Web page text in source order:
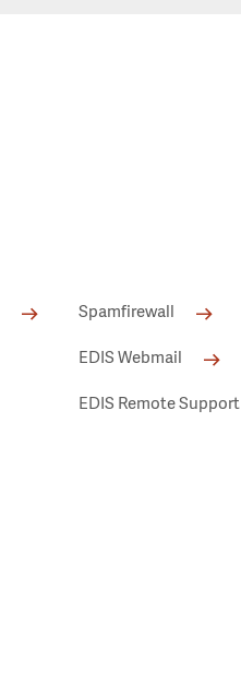
Spamfirewall
EDIS Webmail
EDIS Remote Support